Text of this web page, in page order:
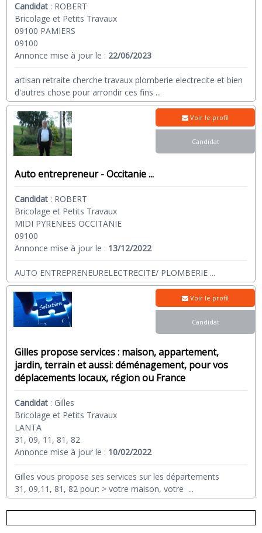
Candidat : ROBERT
Bricolage et Petits Travaux
09100 PAMIERS
09100
Annonce mise à jour le : 22/06/2023
artisan retraite cherche travaux plomberie electrecite et bien
d'autres chose pour arrondir ces fins ...
Auto entrepreneur - Occitanie ...
Candidat : ROBERT
Bricolage et Petits Travaux
MIDI PYRENEES OCCITANIE
09100
Annonce mise à jour le : 13/12/2022
AUTO ENTREPRENEURELECTRECITE/ PLOMBERIE ...
Voir le profil
Candidat
Gilles propose services : maison, appartement,
jardin, terrain et aussi: déménagement, pour vos
déplacements locaux, région ou France
Candidat : Gilles
Bricolage et Petits Travaux
LANTA
31, 09, 11, 81, 82
Annonce mise à jour le : 10/02/2022
Gilles vous propose ses services sur les départements
31, 09,11, 81, 82 pour: > votre maison, votre ...
Voir le profil
Candidat